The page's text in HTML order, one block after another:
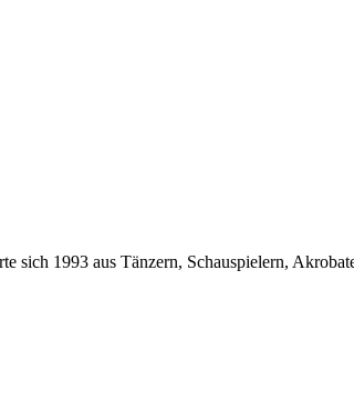
sich 1993 aus Tänzern, Schauspielern,